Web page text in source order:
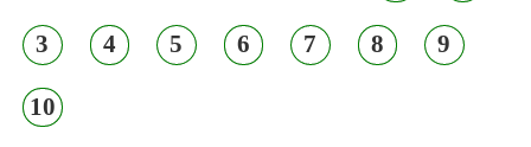
3 4 5 6 7 8 9
10